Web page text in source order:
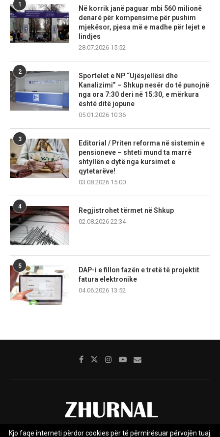
1
Në korrik janë paguar mbi 560 milionë
denarë për kompensime për pushim
mjekësor, pjesa më e madhe për lejet e
lindjes
28.07.2026 15:52
2
Sportelet e NP “Ujësjellësi dhe
Kanalizimi” – Shkup nesër do të punojnë
nga ora 7:30 deri në 15:30, e mërkura
është ditë jopune
05.01.2026 10:36
3
Editorial / Priten reforma në sistemin e
pensioneve – shteti mund ta marrë
shtyllën e dytë nga kursimet e
qytetarëve!
03.08.2026 15:00
4
Regjistrohet tërmet në Shkup
02.08.2026 22:34
5
DAP-i e fillon fazën e tretë të projektit
fatura elektronike
04.06.2026 13:52
Kjo faqe interneti përdor cookies për të përmirësuar përvojën tuaj.